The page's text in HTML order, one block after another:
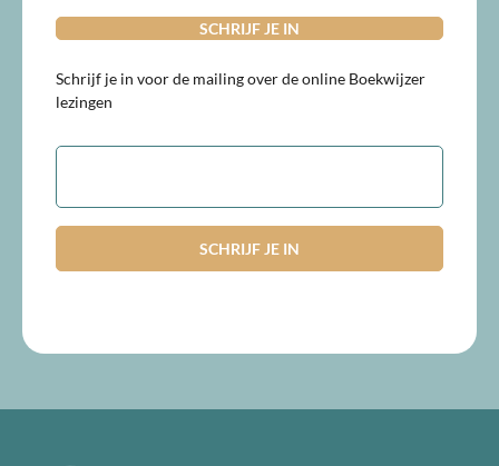
Schrijf je in voor de mailing over de online Boekwijzer
lezingen
E-